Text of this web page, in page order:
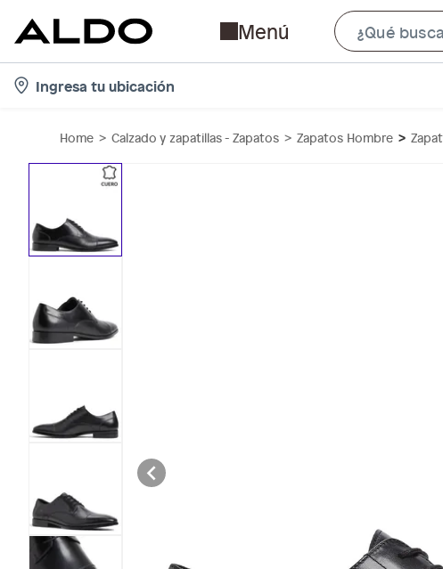
Menú
Ingresa tu ubicación
Home Calzado y zapatillas - Zapatos Zapatos Hombre